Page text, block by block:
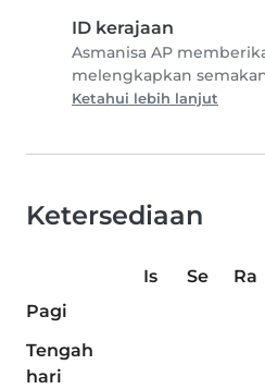
ID kerajaan
Asmanisa AP
melengkapkan
Ketahui lebih lanjut
Ketersediaan
Is Se Ra
Pagi
Tengah
hari